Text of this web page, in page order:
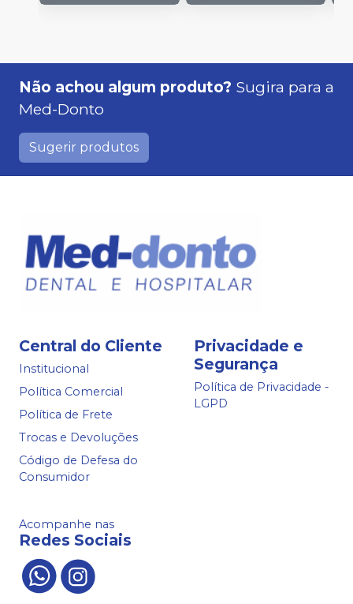
Não achou algum produto? Sugira para a
Med-Donto
Sugerir produtos
Central do Cliente
Institucional
Política Comercial
Política de Frete
Trocas e Devoluções
Código de Defesa do
Consumidor
Privacidade e
Segurança
Política de Privacidade -
LGPD
Acompanhe nas
Redes Sociais